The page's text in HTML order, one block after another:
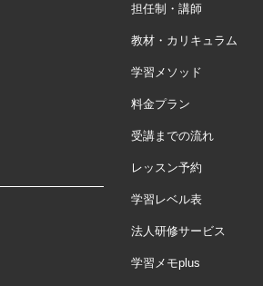
担任制・講師
教材・カリキュラム
学習メソッド
料金プラン
受講までの流れ
レッスン予約
学習レベル表
法人研修サービス
学習メモplus